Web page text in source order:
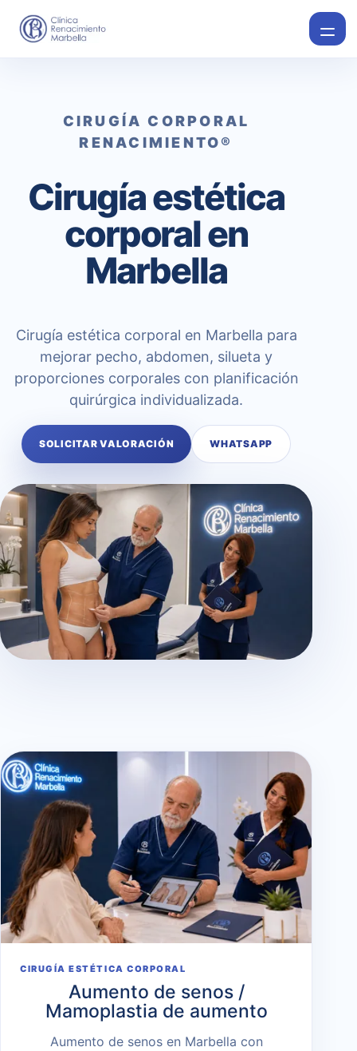
CIRUGÍA CORPORAL
RENACIMIENTO®
Cirugía estética
corporal en
Marbella
Cirugía estética corporal en Marbella para
mejorar pecho, abdomen, silueta y
proporciones corporales con planificación
quirúrgica individualizada.
SOLICITAR VALORACIÓN WHATSAPP
CIRUGÍA ESTÉTICA CORPORAL
Aumento de senos /
Mamoplastia de aumento
Aumento de senos en Marbella con